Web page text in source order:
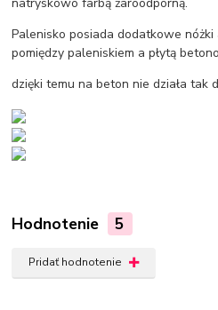
Palenisko posiada dodatkowe
pomiędzy paleniskiem a płytą
dzięki temu na beton nie działa tak
Hodnotenie 5
Pridať hodnotenie